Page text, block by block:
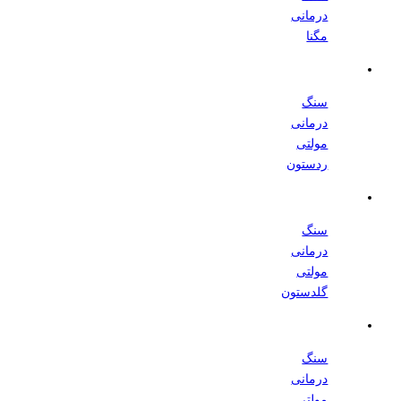
درمانی
درمانی
مولتی
ردستون
درمانی
مولتی
گلدستون
درمانی